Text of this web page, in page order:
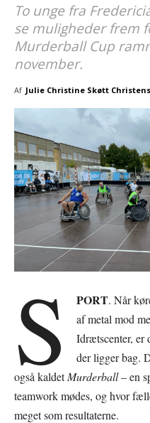
To unge fra
se muligheder frem
Murderball Cup
november.
Af Julie Christine Skøtt
S PORT. Når
af metal mod
Idrætscenter, er
der ligger bag.
også kaldetMurderball– en
teamwork mødes, og hvor
meget som resultaterne.